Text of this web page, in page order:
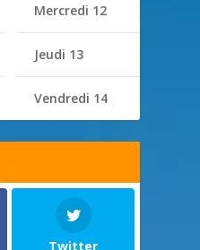
Mercredi 12
Jeudi 13
Vendredi 14
Twitter